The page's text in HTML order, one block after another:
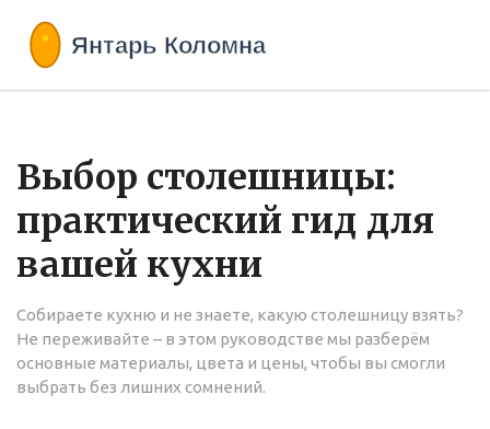
Выбор столешницы:
практический гид для
вашей кухни
Собираете кухню и не знаете, какую столешницу взять?
Не переживайте – в этом руководстве мы разберём
основные материалы, цвета и цены, чтобы вы смогли
выбрать без лишних сомнений.